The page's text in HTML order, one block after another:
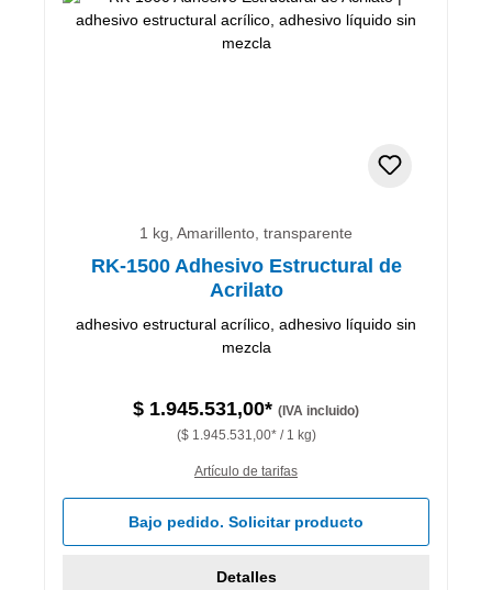
1 kg, Amarillento, transparente
RK-1500 Adhesivo Estructural de
Acrilato
adhesivo estructural acrílico, adhesivo líquido sin
mezcla
$ 1.945.531,00* (IVA incluido)
($ 1.945.531,00* / 1 kg)
Artículo de tarifas
Bajo pedido. Solicitar producto
Detalles